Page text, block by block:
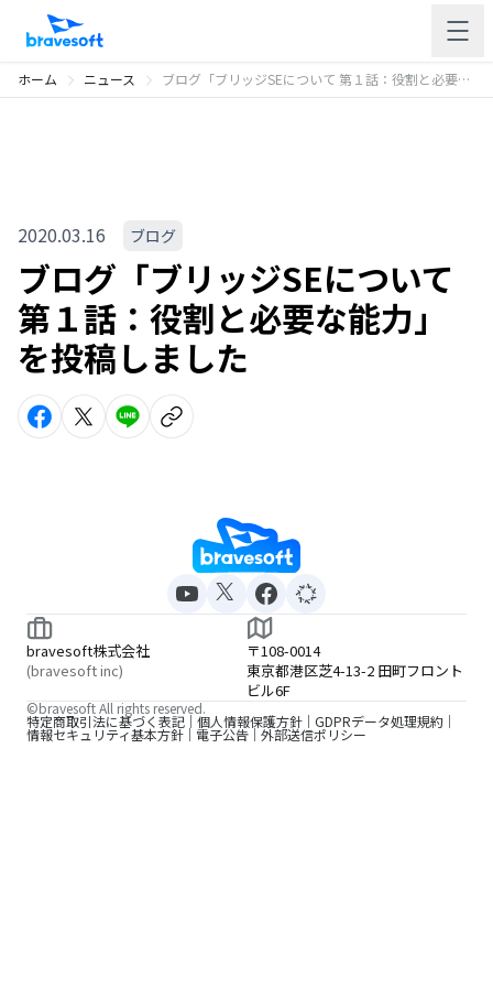
ホーム ニュース ブログ「ブリッジSEについて 第１話：役割と必要な能力」を投稿しました
2020.03.16 ブログ
ブログ「ブリッジSEについて
第１話：役割と必要な能力」
を投稿しました
bravesoft株式会社
(bravesoft inc)
〒108-0014
東京都港区芝4-13-2 田町フロント
ビル6F
特定商取引法に基づく表記 個人情報保護方針 GDPRデータ処理規約
情報セキュリティ基本方針 電子公告 外部送信ポリシー
©bravesoft All rights reserved.